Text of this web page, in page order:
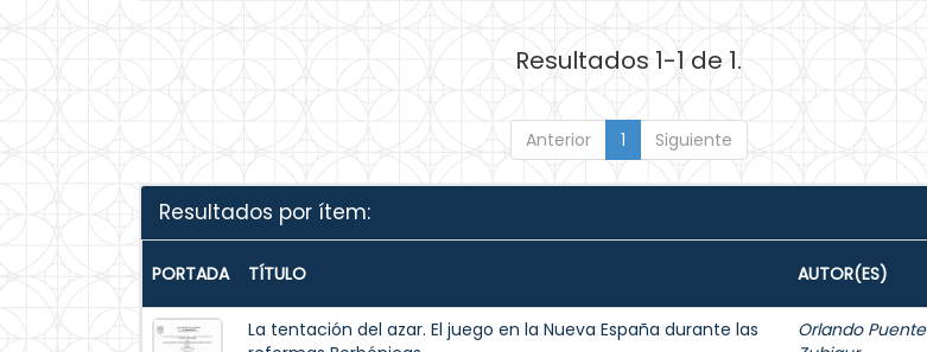
Resultados 1-1 de 1.
Anterior 1 Siguiente
Resultados por ítem:
PORTADA TÍTULO AUTOR(ES)
La tentación del azar. El juego en la Nueva España durante las
Orlando Puente